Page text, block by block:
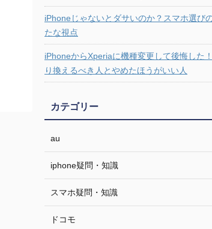
iPhoneじゃないとダサいのか？スマホ選び
たな視点
iPhoneからXperiaに機種変更して後悔した
り換えるべき人とやめたほうがいい人
カテゴリー
au
iphone疑問・知識
スマホ疑問・知識
ドコモ